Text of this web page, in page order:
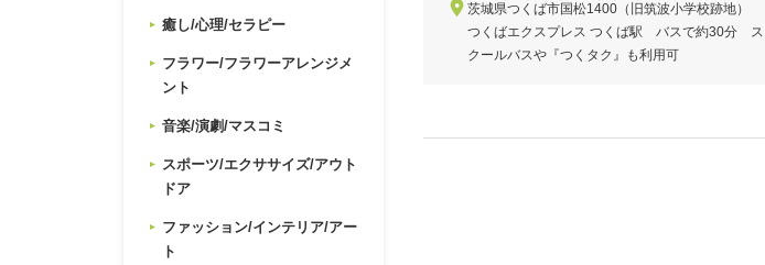
癒し/心理/セラピー
フラワー/フラワーアレンジメ
ント
音楽/演劇/マスコミ
スポーツ/エクササイズ/アウト
ドア
ファッション/インテリア/アー
ト
茨城県つくば市国松1400（旧筑波小学校跡地）
つくばエクスプレス つくば駅 バスで約30分 ス
クールバスや『つくタク』も利用可